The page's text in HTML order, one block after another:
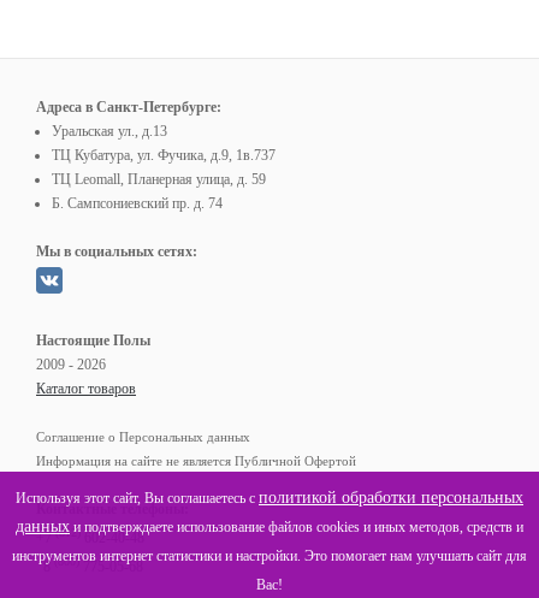
Адреса в Санкт-Петербурге:
Уральская ул., д.13
ТЦ Кубатура, ул. Фучика, д.9, 1в.737
ТЦ Leomall, Планерная улица, д. 59
Б. Сампсониевский пр. д. 74
Мы в социальных сетях:
Настоящие Полы
2009 - 2026
Каталог товаров
Соглашение о Персональных данных
Информация на сайте не является Публичной Офертой
Контактные телефоны:
+7(812)
602-40-48
8 (800) 775-05-68
Используя этот сайт, Вы соглашаетесь с политикой обработки персональных
данных и подтверждаете использование файлов cookies и иных методов, средств и
инструментов интернет статистики и настройки. Это помогает нам улучшать сайт для
Вас!